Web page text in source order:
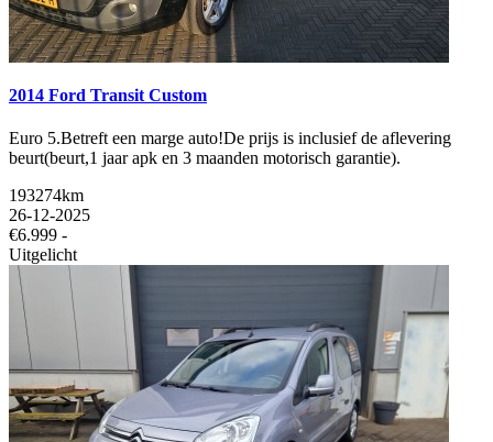
2014 Ford Transit Custom
Euro 5.Betreft een marge auto!De prijs is inclusief de aflevering
beurt(beurt,1 jaar apk en 3 maanden motorisch garantie).
193274km
26-12-2025
€6.999 -
Uitgelicht